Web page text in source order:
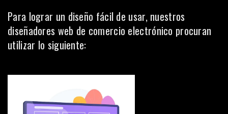
Para lograr un diseño fácil de usar, nuestros
diseñadores web de comercio electrónico procuran
utilizar lo siguiente: